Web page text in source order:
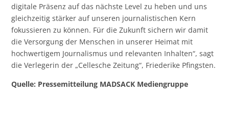
digitale Präsenz auf das nächste Level zu heben und uns
gleichzeitig stärker auf unseren journalistischen Kern
fokussieren zu können. Für die Zukunft sichern wir damit
die Versorgung der Menschen in unserer Heimat mit
hochwertigem Journalismus und relevanten Inhalten“, sagt
die Verlegerin der „Cellesche Zeitung“, Friederike Pfingsten.
Quelle: Pressemitteilung MADSACK Mediengruppe